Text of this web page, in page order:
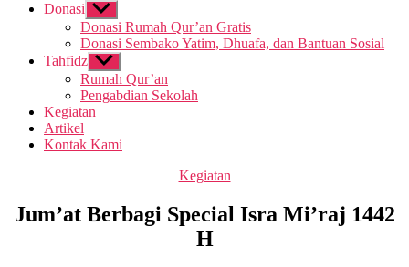
Donasi Show
sub
menu
Donasi Rumah Qur’an Gratis
Donasi Sembako Yatim, Dhuafa, dan Bantuan Sosial
Tahfidz Show
sub
menu
Rumah Qur’an
Pengabdian Sekolah
Kegiatan
Artikel
Kontak Kami
Categories
Kegiatan
Jum’at Berbagi Special Isra Mi’raj 1442
H